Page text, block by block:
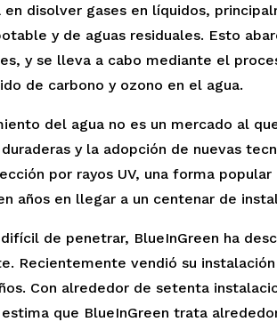
en disolver gases en líquidos,
y de aguas residuales. Esto
y se lleva a cabo mediante el
de carbono y ozono en el agua.
del agua no es un mercado al
y la adopción de nuevas
por rayos UV, una forma
años en llegar a un centenar de
de penetrar, BlueInGreen ha
Recientemente vendió su
Con alrededor de setenta
que BlueInGreen trata